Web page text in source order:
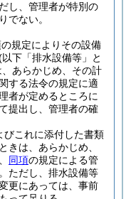
し、管理者が特別の
でない。
規定によりその設備
以下「排水設備等」と
あらかじめ、その計
する法令の規定に適
者が定めるところに
提出し、管理者の確
びこれに添付した書類
きは、あらかじめ、
同項の規定による管
ただし、排水設備等
更にあっては、事前